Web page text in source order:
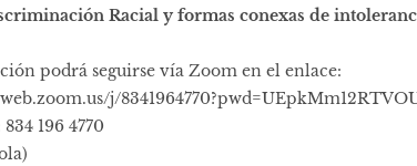
Racial y formas conexas de
podrá seguirse vía Zoom en el enlace:
j/
196 4770